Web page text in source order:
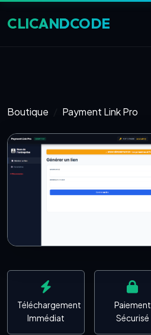
CLICANDCODE
Boutique Payment Link Pro
Téléchargement
Immédiat
Paiement
Sécurisé